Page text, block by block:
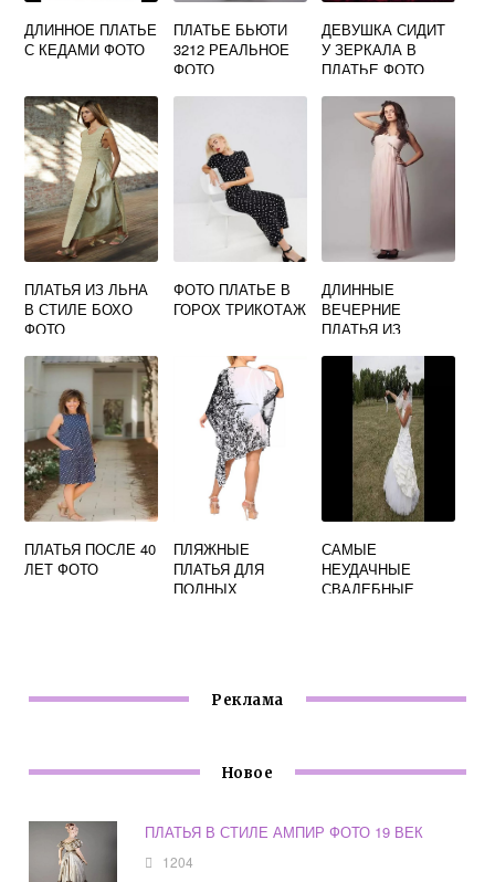
ДЛИННОЕ ПЛАТЬЕ
С КЕДАМИ ФОТО
ПЛАТЬЕ БЬЮТИ
3212 РЕАЛЬНОЕ
ФОТО
ДЕВУШКА СИДИТ
У ЗЕРКАЛА В
ПЛАТЬЕ ФОТО
ПЛАТЬЯ ИЗ ЛЬНА
В СТИЛЕ БОХО
ФОТО
ФОТО ПЛАТЬЕ В
ГОРОХ ТРИКОТАЖ
ДЛИННЫЕ
ВЕЧЕРНИЕ
ПЛАТЬЯ ИЗ
ПЛАТЬЯ ПОСЛЕ 40
ЛЕТ ФОТО
ПЛЯЖНЫЕ
ПЛАТЬЯ ДЛЯ
ПОЛНЫХ
САМЫЕ
НЕУДАЧНЫЕ
СВАДЕБНЫЕ
Реклама
Новое
ПЛАТЬЯ В СТИЛЕ АМПИР ФОТО 19 ВЕК
1204